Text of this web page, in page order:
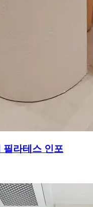
필라테스 인포